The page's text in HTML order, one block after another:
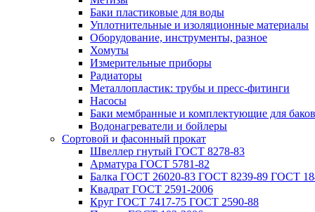
Баки пластиковые для воды
Уплотнительные и изоляционные материалы
Оборудование, инструменты, разное
Хомуты
Измерительные приборы
Радиаторы
Металлопластик: трубы и пресс-фитинги
Насосы
Баки мембранные и комплектующие для баков
Водонагреватели и бойлеры
Сортовой и фасонный прокат
Швеллер гнутый ГОСТ 8278-83
Арматура ГОСТ 5781-82
Балка ГОСТ 26020-83 ГОСТ 8239-89 ГОСТ
Квадрат ГОСТ 2591-2006
Круг ГОСТ 7417-75 ГОСТ 2590-88